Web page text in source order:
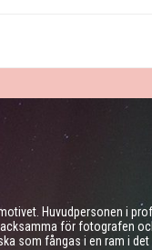
Huvudpersonen i
för fotografen
som fångas i en ram i